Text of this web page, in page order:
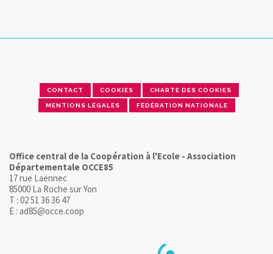
CONTACT COOKIES CHARTE DES COOKIES
MENTIONS LÉGALES FÉDÉRATION NATIONALE
Office central de la Coopération à l'Ecole - Association
Départementale OCCE85
17 rue Laënnec
85000 La Roche sur Yon
T : 02 51 36 36 47
E : ad85@occe.coop